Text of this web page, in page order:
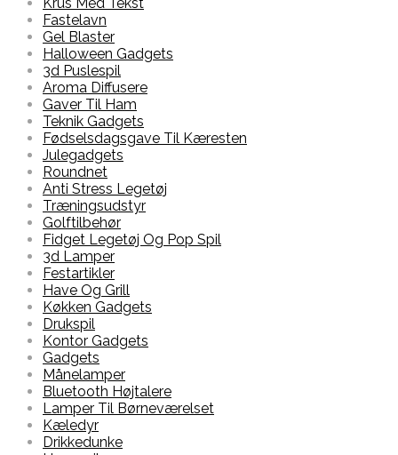
Fastelavn
Gel Blaster
Halloween Gadgets
3d Puslespil
Aroma Diffusere
Gaver Til Ham
Teknik Gadgets
Fødselsdagsgave Til Kæresten
Julegadgets
Roundnet
Anti Stress Legetøj
Træningsudstyr
Golftilbehør
Fidget Legetøj Og Pop Spil
3d Lamper
Festartikler
Have Og Grill
Køkken Gadgets
Drukspil
Kontor Gadgets
Gadgets
Månelamper
Bluetooth Højtalere
Lamper Til Børneværelset
Kæledyr
Drikkedunke